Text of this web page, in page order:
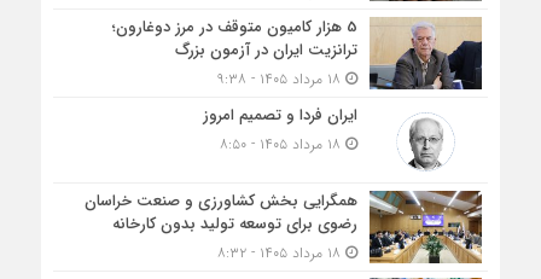
5 هزار کامیون متوقف در مرز دوغارون؛
ترانزیت ایران در آزمون بزرگ
ایران فردا و تصمیم امروز
همگرایی بخش کشاورزی و صنعت خراسان
رضوی برای توسعه تولید بدون کارخانه